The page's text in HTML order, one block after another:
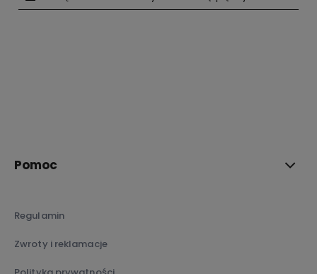
Pomoc
Regulamin
Zwroty i reklamacje